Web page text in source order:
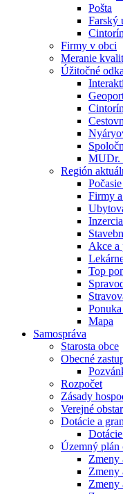
Pošta
Farský
Firmy v obci
Meranie
Úžitočné
MUDr.
Región
Firmy
Inzercia
Akce a
Top
Mapa
Samospráva
Starosta obce
Obecné
Rozpočet
Zásady
Verejné
Dotácie a
Územný plán
Zmeny
Zmeny
Zmeny